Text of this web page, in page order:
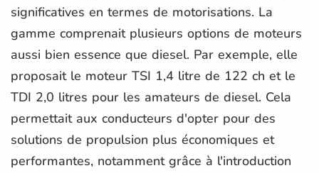
significatives en termes de motorisations. La
gamme comprenait plusieurs options de moteurs
aussi bien essence que diesel. Par exemple, elle
proposait le moteur TSI 1,4 litre de 122 ch et le
TDI 2,0 litres pour les amateurs de diesel. Cela
permettait aux conducteurs d'opter pour des
solutions de propulsion plus économiques et
performantes, notamment grâce à l'introduction